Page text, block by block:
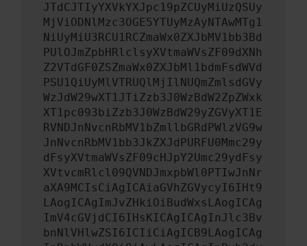
JTdCJTIyYXVkYXJpc19pZCUyMiUzQSUy
MjViODNlMzc3OGE5YTUyMzAyNTAwMTg1
NiUyMiU3RCU1RCZmaWx0ZXJbMV1bb3Bd
PUlOJmZpbHRlclsyXVtmaWVsZF09dXNh
Z2VTdGF0ZSZmaWx0ZXJbMl1bdmFsdWVd
PSU1QiUyMlVTRUQlMjIlNUQmZmlsdGVy
WzJdW29wXT1JTiZzb3J0WzBdW2ZpZWxk
XT1pc093biZzb3J0WzBdW29yZGVyXT1E
RVNDJnNvcnRbMV1bZmllbGRdPWlzVG9w
JnNvcnRbMV1bb3JkZXJdPURFU0Mmc29y
dFsyXVtmaWVsZF09cHJpY2Umc29ydFsy
XVtvcmRlcl09QVNDJmxpbWl0PTIwJnNr
aXA9MCIsCiAgICAiaGVhZGVycyI6IHt9
LAogICAgImJvZHkiOiBudWxsLAogICAg
ImV4cGVjdCI6IHsKICAgICAgInJlc3Bv
bnNlVHlwZSI6ICIiCiAgICB9LAogICAg